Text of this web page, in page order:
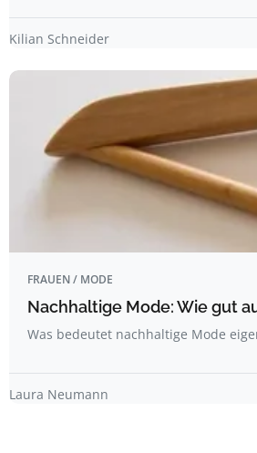
Kilian Schneider
FRAUEN / MODE
Nachhaltige Mode: Wie gut
Was bedeutet nachhaltige Mode
Laura Neumann